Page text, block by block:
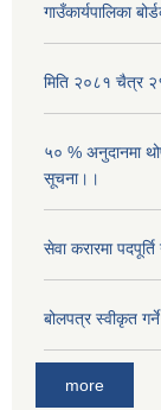
गाउँकार्यपालिका
मिति २०८१ चैत्र
५० % अनुदानमा
सूचना।।
सेवा करारमा
बोलपत्र स्वीकृत
more